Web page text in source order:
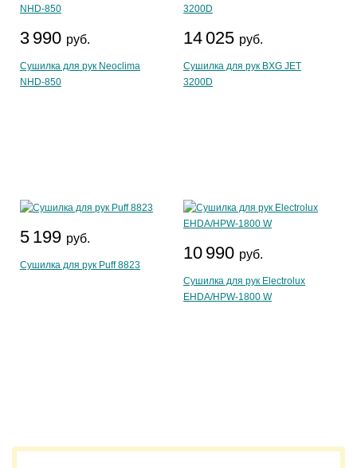
3 990 руб.
Сушилка для рук Neoclima
NHD-850
14 025 руб.
Сушилка для рук BXG JET
3200D
5 199 руб.
Сушилка для рук Puff 8823
10 990 руб.
Сушилка для рук Electrolux
EHDA/HPW-1800 W